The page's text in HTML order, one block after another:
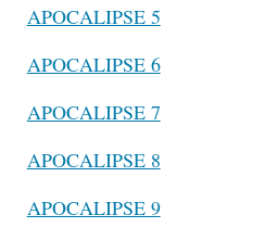
APOCALIPSE 5
APOCALIPSE 6
APOCALIPSE 7
APOCALIPSE 8
APOCALIPSE 9